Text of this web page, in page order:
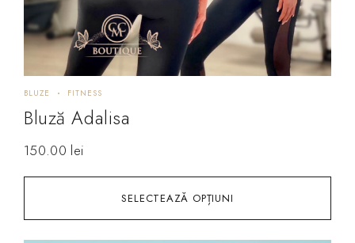
SELECTEAZĂ OPȚIUNI
BLUZE FITNESS
Bluză Adalisa
150.00 lei